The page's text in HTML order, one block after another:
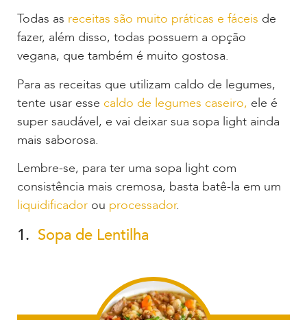
Todas as receitas são muito práticas e fáceis de
fazer, além disso, todas possuem a opção
vegana, que também é muito gostosa.
Para as receitas que utilizam caldo de legumes,
tente usar esse caldo de legumes caseiro, ele é
super saudável, e vai deixar sua sopa light ainda
mais saborosa.
Lembre-se, para ter uma sopa light com
consistência mais cremosa, basta batê-la em um
liquidificador ou processador.
1. Sopa de Lentilha